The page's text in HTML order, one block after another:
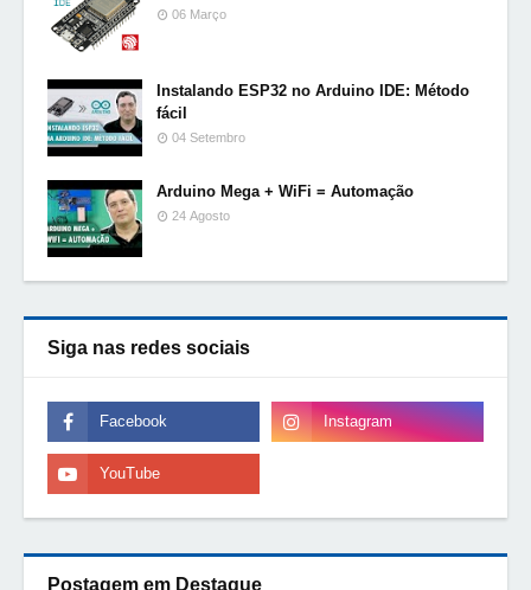
06 Março
Instalando ESP32 no Arduino IDE: Método
fácil
04 Setembro
Arduino Mega + WiFi = Automação
24 Agosto
Siga nas redes sociais
Postagem em Destaque